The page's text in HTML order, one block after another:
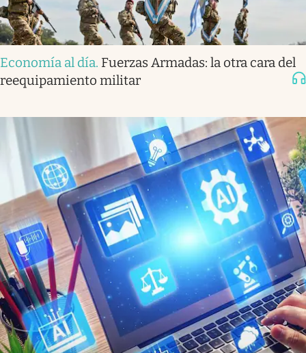
Economía al día. Fuerzas Armadas: la otra cara del
reequipamiento militar